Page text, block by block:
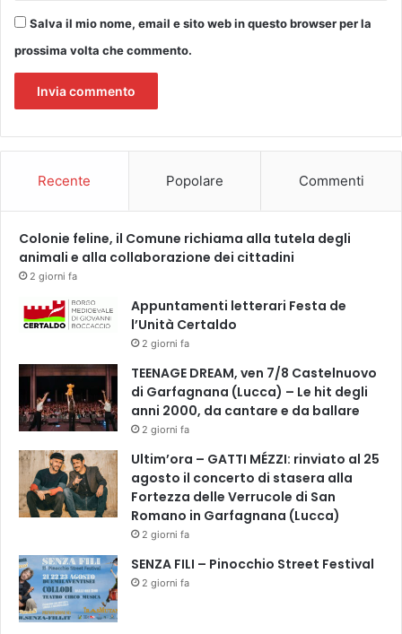
Salva il mio nome, email e sito web in questo browser per la
prossima volta che commento.
Recente Popolare Commenti
Colonie feline, il Comune richiama alla tutela degli
animali e alla collaborazione dei cittadini
2 giorni fa
Appuntamenti letterari Festa de
l’Unità Certaldo
2 giorni fa
TEENAGE DREAM, ven 7/8 Castelnuovo
di Garfagnana (Lucca) – Le hit degli
anni 2000, da cantare e da ballare
2 giorni fa
Ultim’ora – GATTI MÉZZI: rinviato al 25
agosto il concerto di stasera alla
Fortezza delle Verrucole di San
Romano in Garfagnana (Lucca)
2 giorni fa
SENZA FILI – Pinocchio Street Festival
2 giorni fa